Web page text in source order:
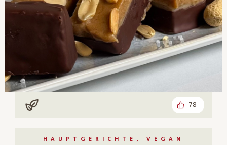
Vegan 78
HAUPTGERICHTE, VEGAN